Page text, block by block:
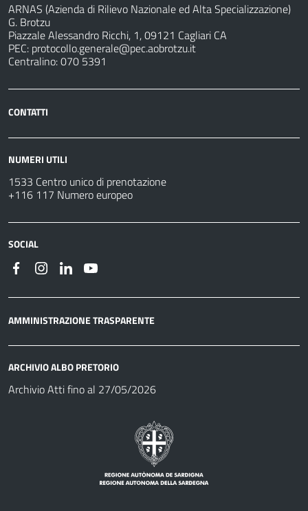
ARNAS (Azienda di Rilievo Nazionale ed Alta Specializzazione)
G. Brotzu
Piazzale Alessandro Ricchi, 1, 09121 Cagliari CA
PEC: protocollo.generale@pec.aobrotzu.it
Centralino: 070 5391
CONTATTI
NUMERI UTILI
1533 Centro unico di prenotazione
+116 117 Numero europeo
SOCIAL
AMMINISTRAZIONE TRASPARENTE
ARCHIVIO ALBO PRETORIO
Archivio Atti fino al 27/05/2026